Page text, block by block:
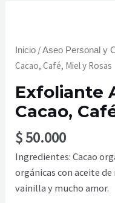
Inicio /Aseo Personal y
Cacao, Café, Miel y Rosas
Exfoliante
Cacao,
$50.000
Ingredientes: Cacao
orgánicas con aceite
vainilla y mucho amor.
de
Cacao,
Miel
y
cantidad